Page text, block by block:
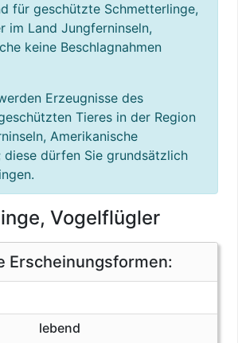
für geschützte Schmetterlinge,
im Land Jungferninseln,
keine Beschlagnahmen
Erzeugnisse des
Tieres in der Region
Amerikanische
diese dürfen Sie grundsätzlich
Vogelflügler
Erscheinungsformen:
lebend